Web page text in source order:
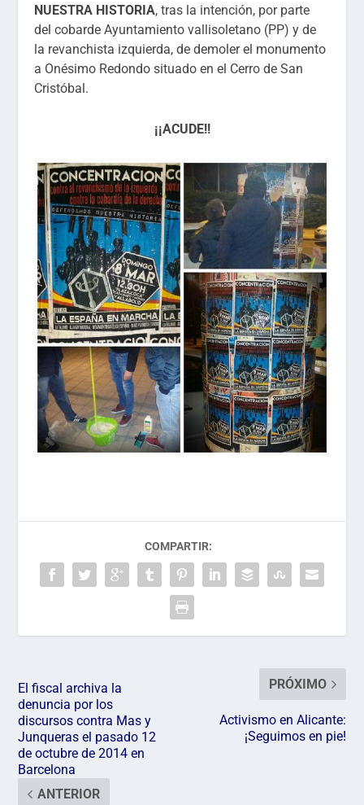
NUESTRA HISTORIA, tras la intención, por parte
del cobarde Ayuntamiento vallisoletano (PP) y de
la revanchista izquierda, de demoler el monumento
a Onésimo Redondo situado en el Cerro de San
Cristóbal.
¡¡ACUDE!!
COMPARTIR:
El fiscal archiva la
denuncia por los
discursos contra Mas y
Junqueras el pasado 12
de octubre de 2014 en
Barcelona
ANTERIOR
PRÓXIMO
Activismo en Alicante:
¡Seguimos en pie!